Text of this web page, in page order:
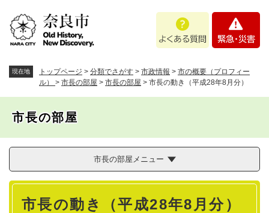
あ
問
・
現在地 トップページ > 分類でさがす > 市政情報 > 市の概要（プロフィー
ル） > 市長の部屋 > 市長の部屋 > 市長の動き（平成28年8月分）
市長の部屋
市長の部屋メニュー
本
市長の動き（平成28年8月分）